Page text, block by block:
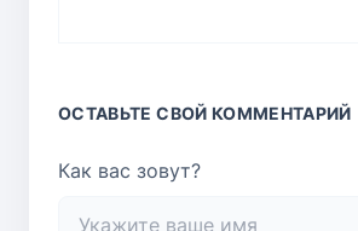
ОСТАВЬТЕ СВОЙ КОММЕНТАРИЙ
Как вас зовут?